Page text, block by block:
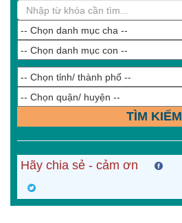
TÌM KIẾM
Hãy chia sẻ - cảm ơn